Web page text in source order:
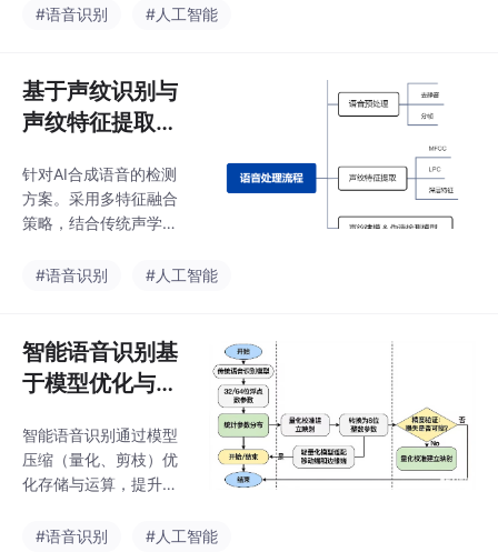
更是数据、算法与系统
通道失真以及大量无效
纹建模，效果会明显下
降。因此，在整个系统
中，。熙瑾会悟系统，
的原则，设计了一套基
于声纹预处理的智能语
音处理流程，为后续的
和行为分析提供高质量
#语音识别 #人工智能
基于声纹识别与
声纹特征提取的
术
针对AI合成语音的检测
方案。采用多特征融合
策略，结合传统声学特
深层声纹特征（x-vect
识别能力。针对合成语
音，系统采用"传统规则
+深度学习"的混合方
律节奏等规则快速筛
选，再通过CNN/LST
M/Transformer等深度
案注重实际部署，通过
#语音识别 #人工智能
智能语音识别基
于模型优化与部
方案
智能语音识别通过模型
压缩（量化、剪枝）优
化存储与运算，提升效
应对新型语音，保证模
#语音识别 #人工智能